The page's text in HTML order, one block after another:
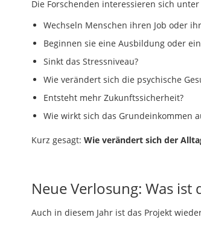
Die Forschenden interessieren sich
Wechseln Menschen ihren Job oder
Beginnen sie eine Ausbildung oder
Sinkt das Stressniveau?
Wie verändert sich die psychische
Entsteht mehr Zukunftssicherheit?
Wie wirkt sich das Grundeinkommen
Kurz gesagt: Wie verändert sich der
Neue Verlosung: Was ist
Auch in diesem Jahr ist das Projekt